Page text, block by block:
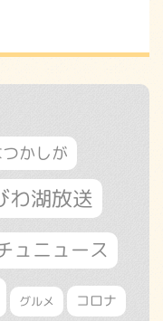
かしが
わ湖放送
ュニュース
グルメ コロナ